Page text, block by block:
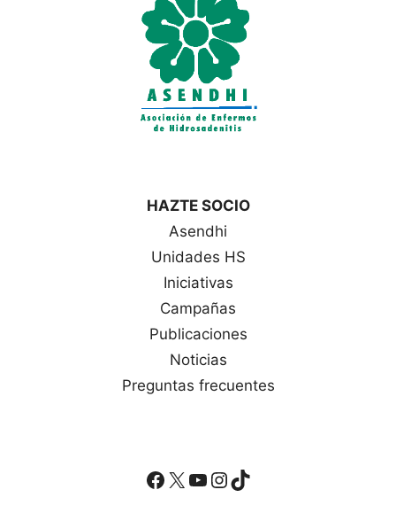
HAZTE SOCIO
Asendhi
Unidades HS
Iniciativas
Campañas
Publicaciones
Noticias
Preguntas frecuentes
Facebook
X YouTube
Instagram
TikTok